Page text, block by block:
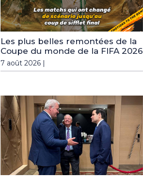
Les plus belles remontées de la
Coupe du monde de la FIFA 2026
7 août 2026 |